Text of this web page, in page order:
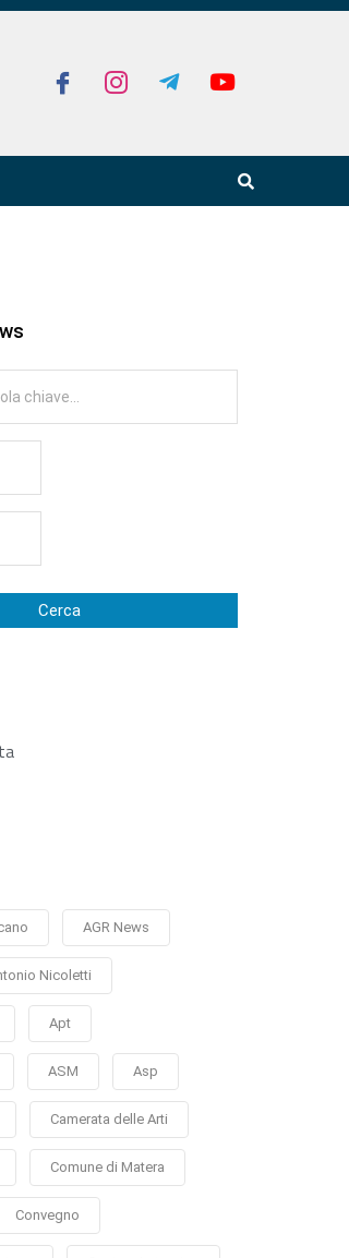
Cerca
AGR News
Nicoletti
Apt
ASM Asp
Camerata delle Arti
Comune di Matera
Convegno